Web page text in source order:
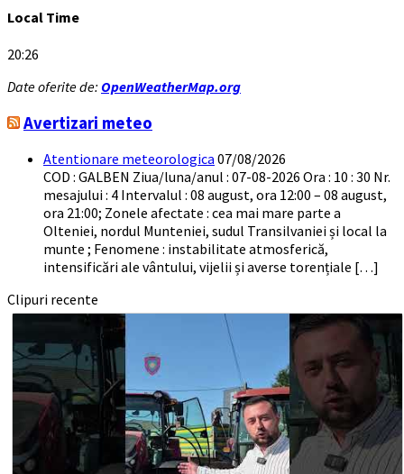
Local Time
20:26
Date oferite de: OpenWeatherMap.org
Avertizari meteo
Atentionare meteorologica 07/08/2026
COD : GALBEN Ziua/luna/anul : 07-08-2026 Ora : 10 : 30 Nr.
mesajului : 4 Intervalul : 08 august, ora 12:00 – 08 august,
ora 21:00; Zonele afectate : cea mai mare parte a
Olteniei, nordul Munteniei, sudul Transilvaniei și local la
munte ; Fenomene : instabilitate atmosferică,
intensificări ale vântului, vijelii și averse torențiale […]
Clipuri recente